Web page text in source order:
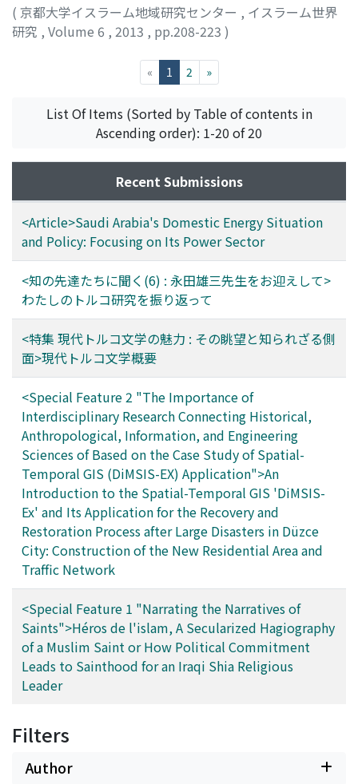
( 京都大学イスラーム地域研究センター , イスラーム世界
研究 , Volume 6 , 2013 , pp.208-223 )
« 1 (current)
2 »
List Of Items (Sorted by Table of contents in
Ascending order): 1-20 of 20
Recent Submissions
<Article>Saudi Arabia's Domestic Energy Situation
and Policy: Focusing on Its Power Sector
<知の先達たちに聞く(6) : 永田雄三先生をお迎えして>
わたしのトルコ研究を振り返って
<特集 現代トルコ文学の魅力 : その眺望と知られざる側
面>現代トルコ文学概要
<Special Feature 2 "The Importance of
Interdisciplinary Research Connecting Historical,
Anthropological, Information, and Engineering
Sciences of Based on the Case Study of Spatial-
Temporal GIS (DiMSIS-EX) Application">An
Introduction to the Spatial-Temporal GIS 'DiMSIS-
Ex' and Its Application for the Recovery and
Restoration Process after Large Disasters in Düzce
City: Construction of the New Residential Area and
Traffic Network
<Special Feature 1 "Narrating the Narratives of
Saints">Héros de l'islam, A Secularized Hagiography
of a Muslim Saint or How Political Commitment
Leads to Sainthood for an Iraqi Shia Religious
Leader
Filters
Author